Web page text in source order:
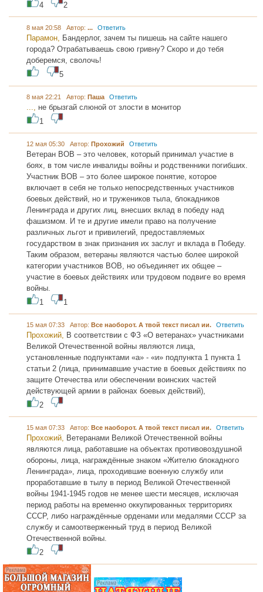
4
2
8 мая 20:58 Автор: ... Ответить
Парамон, Бандерлог, зачем ты пишешь на сайте нашего
города? Отрабатываешь свою гривну? Скоро и до тебя
доберемся, сволочь!
5
8 мая 22:21 Автор: Паша Ответить
..., не брызгай слюной от злости в монитор
1
12 мая 05:30 Автор: Прохожий Ответить
Ветеран ВОВ – это человек, который принимал участие в
боях, в том числе инвалиды войны и родственники погибших.
Участник ВОВ – это более широкое понятие, которое
включает в себя не только непосредственных участников
боевых действий, но и тружеников тыла, блокадников
Ленинграда и других лиц, внесших вклад в победу над
фашизмом. И те и другие имели право на получение
различных льгот и привилегий, предоставляемых
государством в знак признания их заслуг и вклада в Победу.
Таким образом, ветераны являются частью более широкой
категории участников ВОВ, но объединяет их общее –
участие в боевых действиях или трудовом подвиге во время
войны.
1
1
15 мая 07:33 Автор: Все наоборот. А твой текст писал ии. Ответить
Прохожий, В соответствии с ФЗ «О ветеранах» участниками
Великой Отечественной войны являются лица,
установленные подпунктами «а» - «и» подпункта 1 пункта 1
статьи 2 (лица, принимавшие участие в боевых действиях по
защите Отечества или обеспечении воинских частей
действующей армии в районах боевых действий),
2
15 мая 07:33 Автор: Все наоборот. А твой текст писал ии. Ответить
Прохожий, Ветеранами Великой Отечественной войны
являются лица, работавшие на объектах противовоздушной
обороны, лица, награждённые знаком «Жителю блокадного
Ленинграда», лица, проходившие военную службу или
проработавшие в тылу в период Великой Отечественной
войны 1941-1945 годов не менее шести месяцев, исключая
период работы на временно оккупированных территориях
СССР, либо награждённые орденами или медалями СССР за
службу и самоотверженный труд в период Великой
Отечественной войны.
2